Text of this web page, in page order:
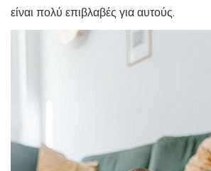
είναι πολύ επιβλαβές για αυτούς.